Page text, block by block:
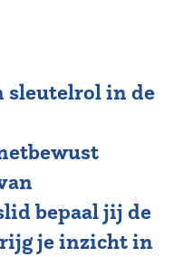
sleutelrol in de
bepaal jij de
je inzicht in